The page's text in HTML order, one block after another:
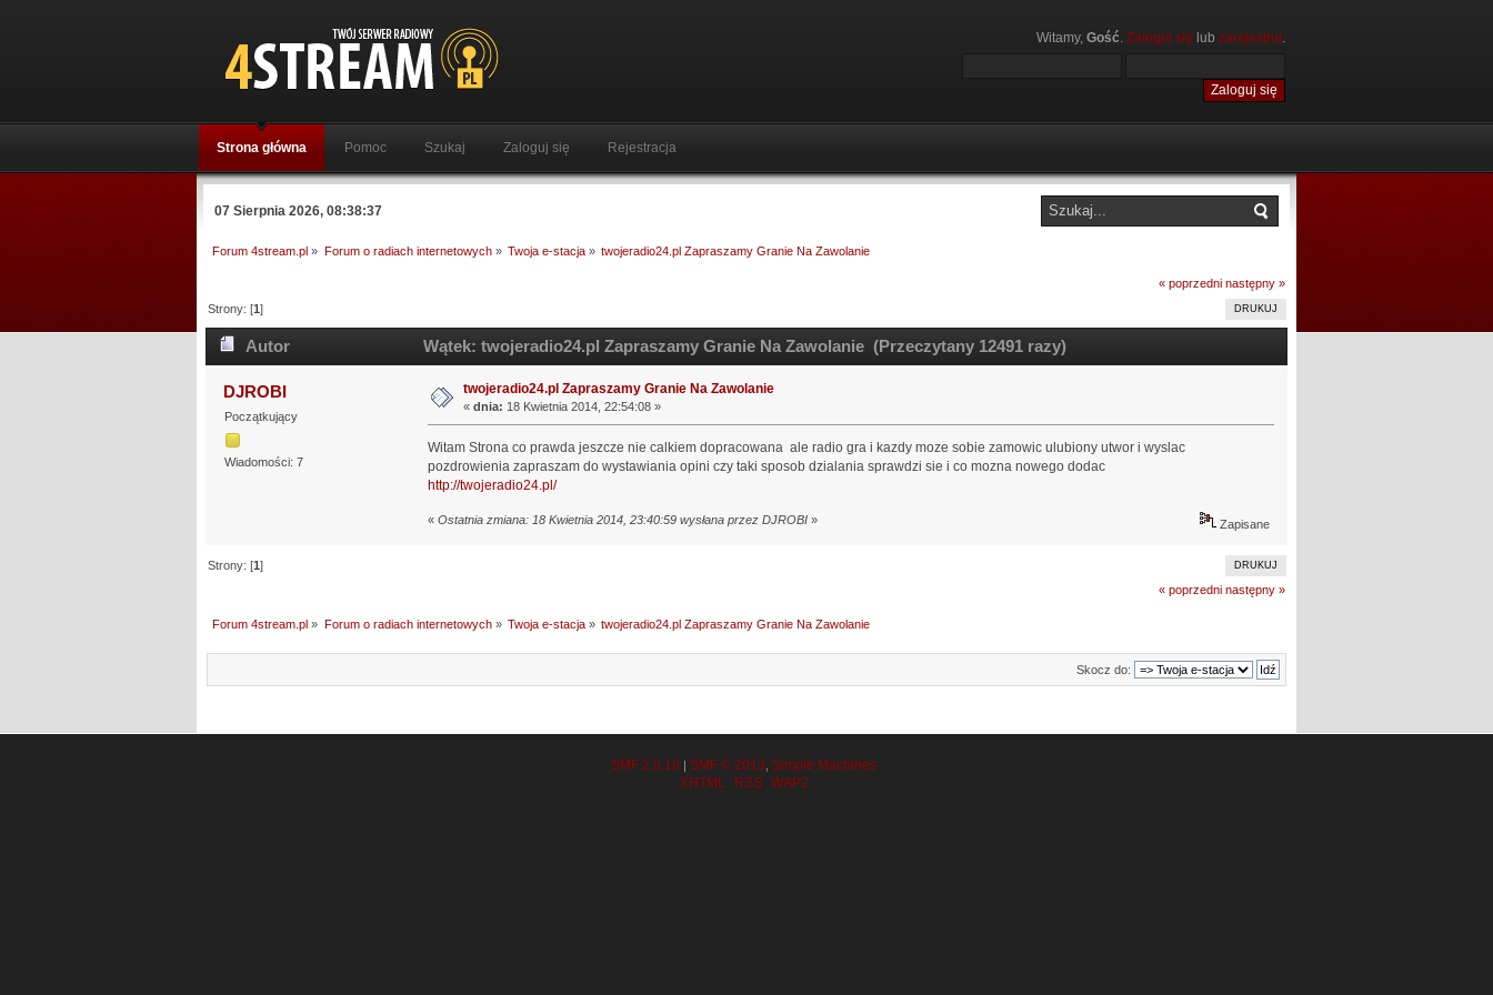
Witamy, Gość. Zaloguj się lub zarejestruj.
Strona główna Pomoc Szukaj Zaloguj się Rejestracja
07 Sierpnia 2026, 08:38:37
Forum 4stream.pl » Forum o radiach internetowych» Twoja e-stacja» twojeradio24.pl Zapraszamy Granie Na Zawolanie
« poprzedni następny »
DRUKUJ
Strony: [1]
Autor Wątek: twojeradio24.pl Zapraszamy Granie Na Zawolanie (Przeczytany 12491 razy)
DJROBI
Początkujący
Wiadomości: 7
twojeradio24.pl Zapraszamy Granie Na Zawolanie
« dnia: 18 Kwietnia 2014, 22:54:08 »
Witam Strona co prawda jeszcze nie calkiem dopracowana ale radio gra i kazdy moze sobie zamowic ulubiony utwor i wyslac
pozdrowienia zapraszam do wystawiania opini czy taki sposob dzialania sprawdzi sie i co mozna nowego dodac
http://twojeradio24.pl/
« Ostatnia zmiana: 18 Kwietnia 2014, 23:40:59 wysłana przez DJROBI» Zapisane
DRUKUJ
Strony: [1]
« poprzedni następny »
Forum 4stream.pl » Forum o radiach internetowych» Twoja e-stacja» twojeradio24.pl Zapraszamy Granie Na Zawolanie
Skocz do:
SMF 2.0.19 | SMF © 2013 Simple Machines
XHTML
RSS WAP2